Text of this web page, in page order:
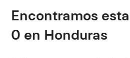
Encontramos
0 en Honduras